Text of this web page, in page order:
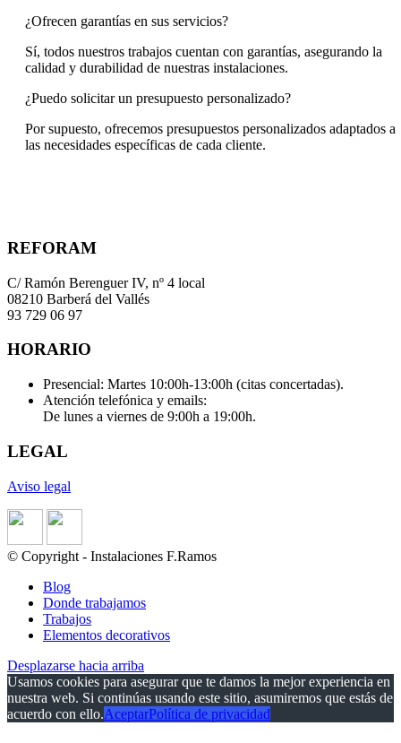
¿Ofrecen garantías en sus servicios?
Sí, todos nuestros trabajos cuentan con garantías, asegurando la
calidad y durabilidad de nuestras instalaciones.
¿Puedo solicitar un presupuesto personalizado?
Por supuesto, ofrecemos presupuestos personalizados adaptados a
las necesidades específicas de cada cliente.
REFORAM
C/ Ramón Berenguer IV, nº 4 local
08210 Barberá del Vallés
93 729 06 97
HORARIO
Presencial: Martes 10:00h-13:00h (citas concertadas).
Atención telefónica y emails:
De lunes a viernes de 9:00h a 19:00h.
LEGAL
Aviso legal
© Copyright - Instalaciones F.Ramos
Blog
Donde trabajamos
Trabajos
Elementos decorativos
Desplazarse hacia arriba
Usamos cookies para asegurar que te damos la mejor experiencia en
nuestra web. Si continúas usando este sitio, asumiremos que estás de
acuerdo con ello.AceptarPolítica de privacidad